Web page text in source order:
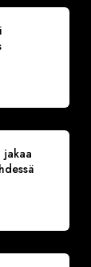
jakaa